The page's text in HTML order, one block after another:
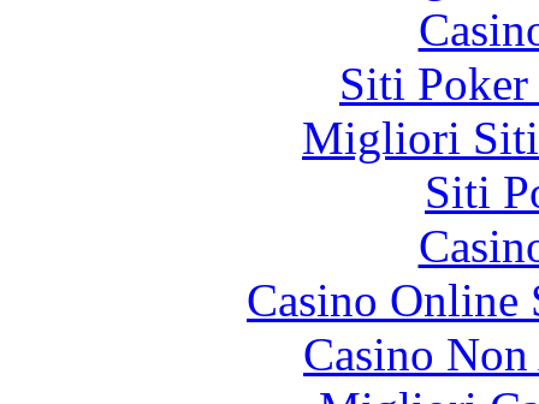
Siti
Migliori Siti
Siti
Casino
Casino